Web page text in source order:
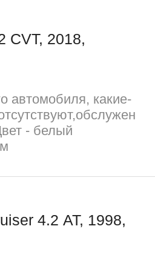
CVT, 2018,
автомобиля, какие-
- белый
4.2 AT, 1998,